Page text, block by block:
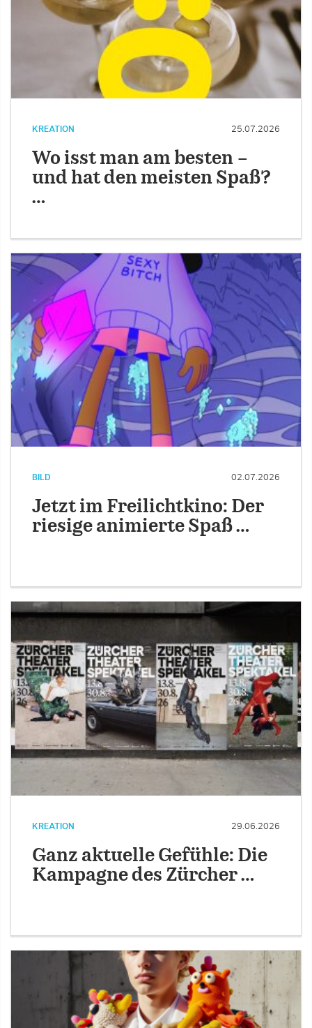
KREATION 25.07.2026
Wo isst man am besten –
und hat den meisten Spaß?
…
BILD 02.07.2026
Jetzt im Freilichtkino: Der
riesige animierte Spaß …
KREATION 29.06.2026
Ganz aktuelle Gefühle: Die
Kampagne des Zürcher …